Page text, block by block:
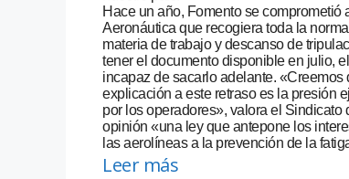
Hace un año, Fomento se comprometió
Aeronáutica que recogiera toda la
materia de trabajo y descanso de
tener el documento disponible en julio,
incapaz de sacarlo adelante. «Creemos
explicación a este retraso es la presión
por los operadores», valora el Sindicato
opinión «una ley que antepone los
las aerolíneas a la prevención de la
Leer más